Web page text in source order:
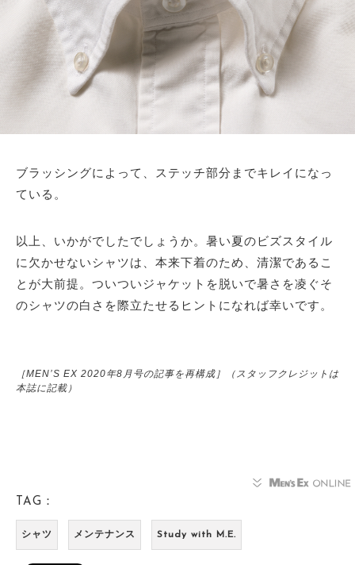
ブラッシングによって、ステッチ部分までキレイになっ
ている。
以上、いかがでしたでしょうか。暑い夏のビズスタイル
に欠かせないシャツは、本来下着のため、清潔であるこ
とが大前提。ついついジャケットを脱いで暑さを凌ぐそ
のシャツの白さを際立たせるヒントになれば幸いです。
［MEN’S EX 2020年8月号の記事を再構成］（スタッフクレジットは
本誌に記載）
TAG：
シャツ メンテナンス Study with M.E.